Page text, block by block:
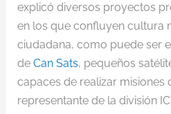
explicó diversos proyectos
en los que confluyen cultura
ciudadana, como puede ser
de Can Sats, pequeños
capaces de realizar misiones
representante de la división